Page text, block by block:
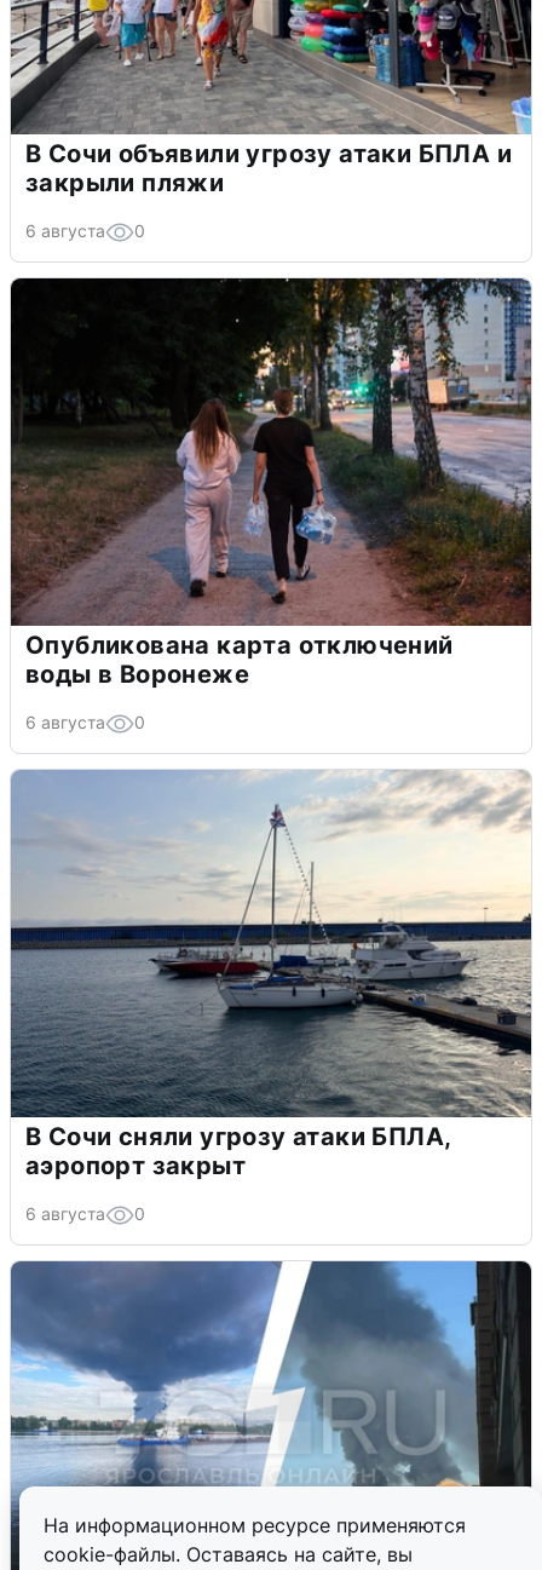
На информационном ресурсе применяются
cookie-файлы. Оставаясь на сайте, вы
В Сочи объявили угрозу атаки БПЛА и
закрыли пляжи
6 августа 0
Опубликована карта отключений
воды в Воронеже
6 августа 0
В Сочи сняли угрозу атаки БПЛА,
аэропорт закрыт
6 августа 0